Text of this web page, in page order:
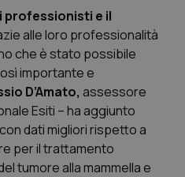
professionisti e il
alle loro professionalità
che è stato possibile
importante e
D’Amato, assessore
Esiti – ha aggiunto
dati migliori rispetto a
per il trattamento
tumore alla mammella e